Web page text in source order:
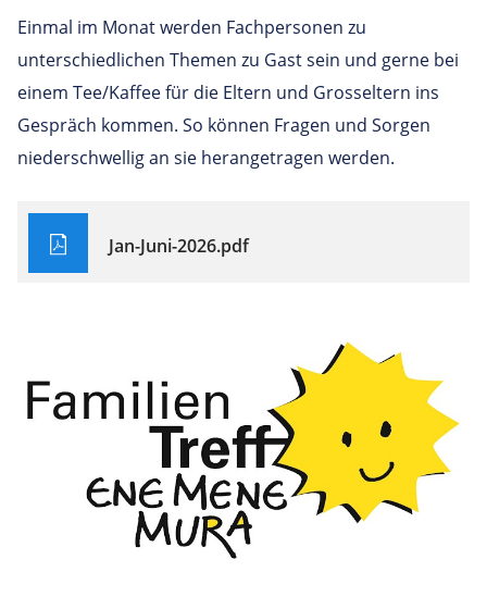
Einmal im Monat werden Fachpersonen zu
unterschiedlichen Themen zu Gast sein und gerne bei
einem Tee/Kaffee für die Eltern und Grosseltern ins
Gespräch kommen. So können Fragen und Sorgen
niederschwellig an sie herangetragen werden.
Jan-Juni-2026.pdf